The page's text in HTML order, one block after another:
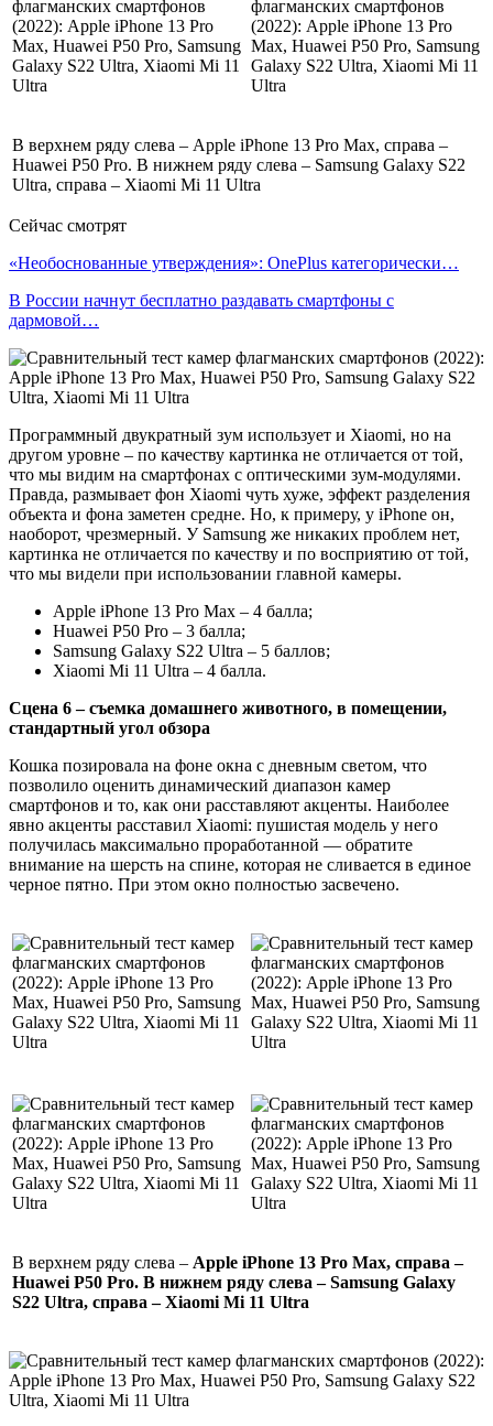
В верхнем ряду слева – Apple iPhone 13 Pro Max, справа –
Huawei P50 Pro. В нижнем ряду слева – Samsung Galaxy S22
Ultra, справа – Xiaomi Mi 11 Ultra
Сейчас смотрят
«Необоснованные утверждения»: OnePlus категорически…
В России начнут бесплатно раздавать смартфоны с
дармовой…
Программный двукратный зум использует и Xiaomi, но на
другом уровне – по качеству картинка не отличается от той,
что мы видим на смартфонах с оптическими зум-модулями.
Правда, размывает фон Xiaomi чуть хуже, эффект разделения
объекта и фона заметен средне. Но, к примеру, у iPhone он,
наоборот, чрезмерный. У Samsung же никаких проблем нет,
картинка не отличается по качеству и по восприятию от той,
что мы видели при использовании главной камеры.
Apple iPhone 13 Pro Max – 4 балла;
Huawei P50 Pro – 3 балла;
Samsung Galaxy S22 Ultra – 5 баллов;
Xiaomi Mi 11 Ultra – 4 балла.
Сцена 6 – съемка домашнего животного, в помещении,
стандартный угол обзора
Кошка позировала на фоне окна с дневным светом, что
позволило оценить динамический диапазон камер
смартфонов и то, как они расставляют акценты. Наиболее
явно акценты расставил Xiaomi: пушистая модель у него
получилась максимально проработанной — обратите
внимание на шерсть на спине, которая не сливается в единое
черное пятно. При этом окно полностью засвечено.
В верхнем ряду слева – Apple iPhone 13 Pro Max, справа –
Huawei P50 Pro. В нижнем ряду слева – Samsung Galaxy
S22 Ultra, справа – Xiaomi Mi 11 Ultra